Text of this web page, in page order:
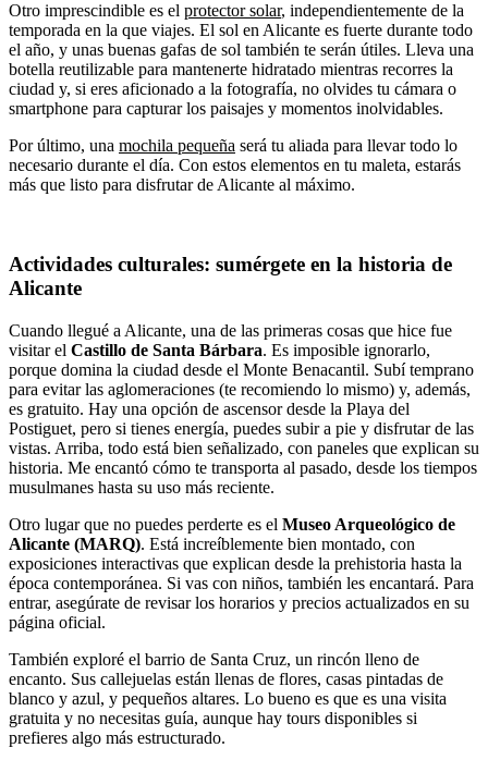
Otro imprescindible es el protector solar, independientemente de la
temporada en la que viajes. El sol en Alicante es fuerte durante todo
el año, y unas buenas gafas de sol también te serán útiles. Lleva una
botella reutilizable para mantenerte hidratado mientras recorres la
ciudad y, si eres aficionado a la fotografía, no olvides tu cámara o
smartphone para capturar los paisajes y momentos inolvidables.
Por último, una mochila pequeña será tu aliada para llevar todo lo
necesario durante el día. Con estos elementos en tu maleta, estarás
más que listo para disfrutar de Alicante al máximo.
Actividades culturales: sumérgete en la historia de
Alicante
Cuando llegué a Alicante, una de las primeras cosas que hice fue
visitar el Castillo de Santa Bárbara. Es imposible ignorarlo,
porque domina la ciudad desde el Monte Benacantil. Subí temprano
para evitar las aglomeraciones (te recomiendo lo mismo) y, además,
es gratuito. Hay una opción de ascensor desde la Playa del
Postiguet, pero si tienes energía, puedes subir a pie y disfrutar de las
vistas. Arriba, todo está bien señalizado, con paneles que explican su
historia. Me encantó cómo te transporta al pasado, desde los tiempos
musulmanes hasta su uso más reciente.
Otro lugar que no puedes perderte es el Museo Arqueológico de
Alicante (MARQ). Está increíblemente bien montado, con
exposiciones interactivas que explican desde la prehistoria hasta la
época contemporánea. Si vas con niños, también les encantará. Para
entrar, asegúrate de revisar los horarios y precios actualizados en su
página oficial.
También exploré el barrio de Santa Cruz, un rincón lleno de
encanto. Sus callejuelas están llenas de flores, casas pintadas de
blanco y azul, y pequeños altares. Lo bueno es que es una visita
gratuita y no necesitas guía, aunque hay tours disponibles si
prefieres algo más estructurado.